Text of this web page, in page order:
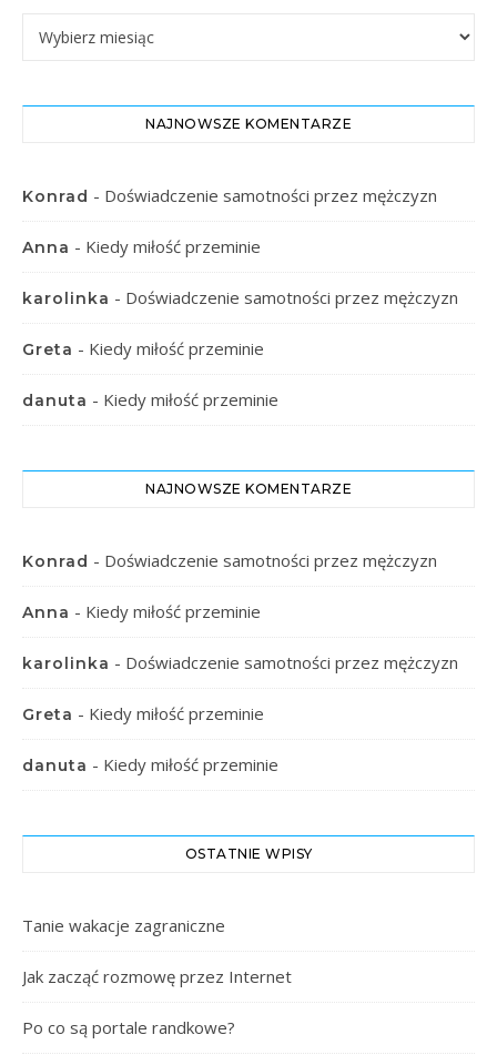
NAJNOWSZE KOMENTARZE
Konrad - Doświadczenie samotności przez mężczyzn
Anna - Kiedy miłość przeminie
karolinka - Doświadczenie samotności przez mężczyzn
Greta - Kiedy miłość przeminie
danuta - Kiedy miłość przeminie
NAJNOWSZE KOMENTARZE
Konrad - Doświadczenie samotności przez mężczyzn
Anna - Kiedy miłość przeminie
karolinka - Doświadczenie samotności przez mężczyzn
Greta - Kiedy miłość przeminie
danuta - Kiedy miłość przeminie
OSTATNIE WPISY
Tanie wakacje zagraniczne
Jak zacząć rozmowę przez Internet
Po co są portale randkowe?